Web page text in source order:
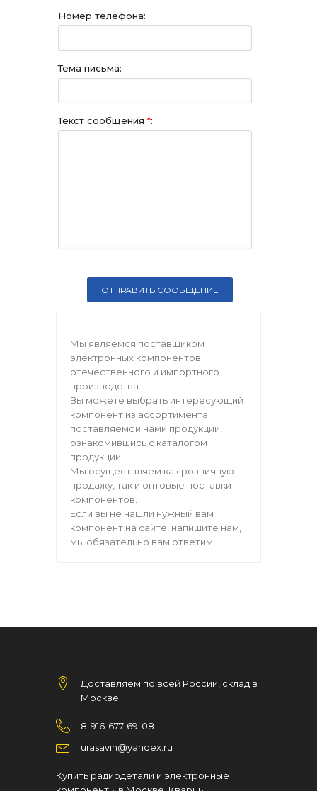
Номер телефона:
Тема письма:
Текст сообщения *:
Мы являемся поставщиком
электронных компонентов
отечественного и импортного
производства.
Вы можете выбрать интересующий
компонент из ассортимента
поставляемой нами продукции,
ознакомившись с каталогом
продукции.
Мы осуществляем как розничную
продажу, так и оптовые поставки
компонентов.
Если вы не нашли нужный вам
компонент на сайте, напишите нам,
мы обязательно вам ответим.
Доставляем по всей России, склад в
Москве
8-916-677-69-08
urasavin@yandex.ru
Купить радиодетали и электронные